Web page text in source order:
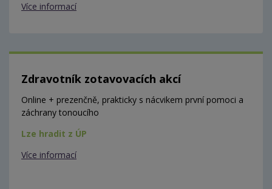
Více informací
Zdravotník zotavovacích akcí
Online + prezenčně, prakticky s nácvikem první pomoci a
záchrany tonoucího
Lze hradit z ÚP
Více informací